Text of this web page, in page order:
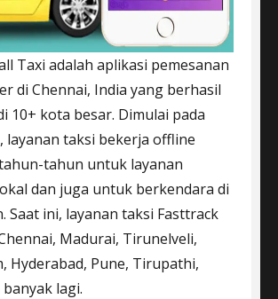
Taxi adalah aplikasi pemesanan
di Chennai, India yang berhasil
10+ kota besar. Dimulai pada
layanan taksi bekerja offline
tahun untuk layanan
dan juga untuk berkendara di
Saat ini, layanan taksi Fasttrack
Madurai, Tirunelveli,
Hyderabad, Pune, Tirupathi,
lagi.